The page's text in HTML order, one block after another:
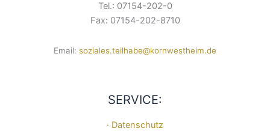
Tel.: 07154-202-0
Fax: 07154-202-8710
Email: soziales.teilhabe@kornwestheim.de
SERVICE:
· Datenschutz